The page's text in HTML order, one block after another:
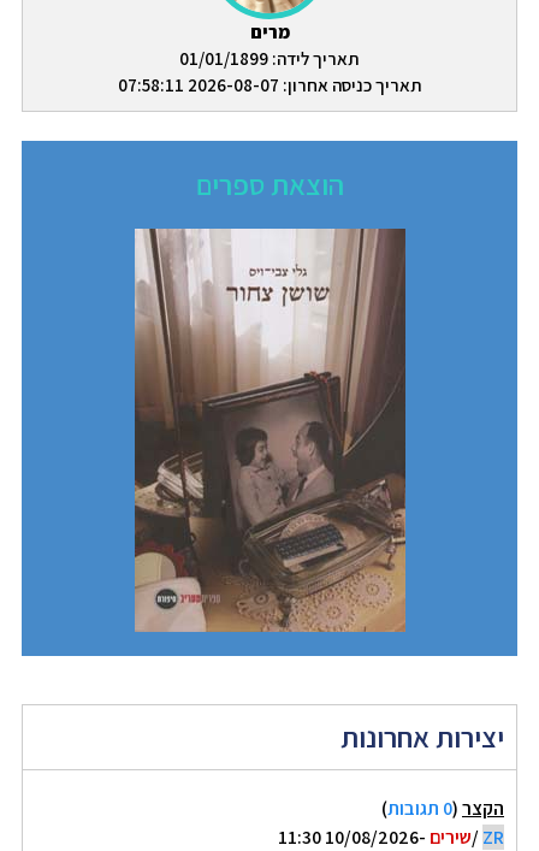
מרים
תאריך לידה: 01/01/1899
תאריך כניסה אחרון: 2026-08-07 07:58:11
הוצאת ספרים
יצירות אחרונות
הקצר(0 תגובות
)
ZR
/שירים -10/08/2026 11:30